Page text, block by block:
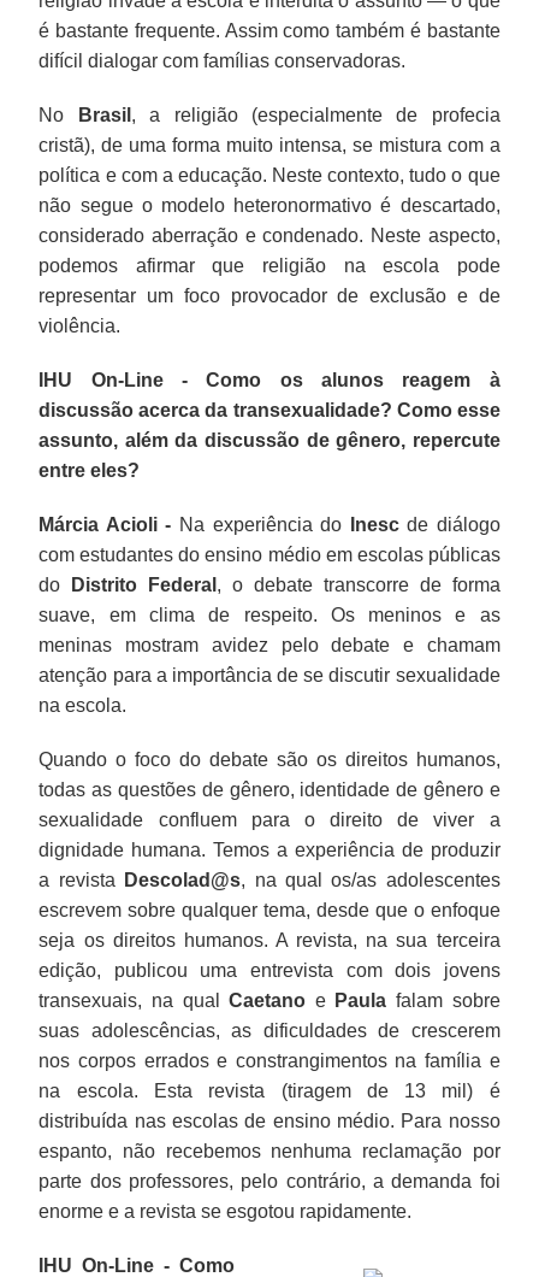
é bastante frequente. Assim como também é bastante
difícil dialogar com famílias conservadoras.
No Brasil , a religião (especialmente de profecia
cristã), de uma forma muito intensa, se mistura com a
política e com a educação. Neste contexto, tudo o que
não segue o modelo heteronormativo é descartado,
considerado aberração e condenado. Neste aspecto,
podemos afirmar que religião na escola pode
representar um foco provocador de exclusão e de
violência.
IHU On-Line - Como os alunos reagem à
discussão acerca da transexualidade? Como esse
assunto, além da discussão de gênero, repercute
entre eles?
Márcia Acioli - Na experiência do Inescde diálogo
com estudantes do ensino médio em escolas públicas
do
Distrito Federal , o debate transcorre de forma
suave, em clima de respeito. Os meninos e as
meninas mostram avidez pelo debate e chamam
atenção para a importância de se discutir sexualidade
na escola.
Quando o foco do debate são os direitos humanos,
todas as questões de gênero, identidade de gênero e
sexualidade confluem para o direito de viver a
dignidade humana. Temos a experiência de produzir
a revista Descolad@s, na qual os/as adolescentes
escrevem sobre qualquer tema, desde que o enfoque
seja os direitos humanos. A revista, na sua terceira
edição, publicou uma entrevista com dois jovens
transexuais, na qualCaetano e Paula falam sobre
suas adolescências, as dificuldades de crescerem
nos corpos errados e constrangimentos na família e
na escola. Esta revista (tiragem de 13 mil) é
distribuída nas escolas de ensino médio. Para nosso
espanto, não recebemos nenhuma reclamação por
parte dos professores, pelo contrário, a demanda foi
enorme e a revista se esgotou rapidamente.
IHU On-Line - Como